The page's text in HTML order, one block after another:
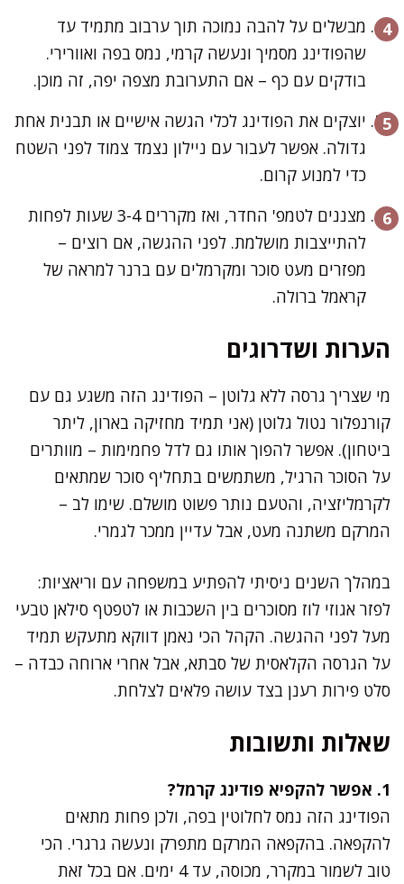
מבשלים על להבה נמוכה תוך ערבוב מתמיד עד
שהפודינג מסמיך ונעשה קרמי, נמס בפה ואוורירי.
בודקים עם כף – אם התערובת מצפה יפה, זה מוכן.
יוצקים את הפודינג לכלי הגשה אישיים או תבנית אחת
גדולה. אפשר לעבור עם ניילון נצמד צמוד לפני השטח
כדי למנוע קרום.
מצננים לטמפ' החדר, ואז מקררים 3-4 שעות לפחות
להתייצבות מושלמת. לפני ההגשה, אם רוצים –
מפזרים מעט סוכר ומקרמלים עם ברנר למראה של
קראמל ברולה.
הערות ושדרוגים
מי שצריך גרסה ללא גלוטן – הפודינג הזה משגע גם עם
קורנפלור נטול גלוטן (אני תמיד מחזיקה בארון, ליתר
ביטחון). אפשר להפוך אותו גם לדל פחמימות – מוותרים
על הסוכר הרגיל, משתמשים בתחליף סוכר שמתאים
לקרמליזציה, והטעם נותר פשוט מושלם. שימו לב –
המרקם משתנה מעט, אבל עדיין ממכר לגמרי.
במהלך השנים ניסיתי להפתיע במשפחה עם וריאציות:
לפזר אגוזי לוז מסוכרים בין השכבות או לטפטף סילאן טבעי
מעל לפני ההגשה. הקהל הכי נאמן דווקא מתעקש תמיד
על הגרסה הקלאסית של סבתא, אבל אחרי ארוחה כבדה –
סלט פירות רענן בצד עושה פלאים לצלחת.
שאלות ותשובות
1. אפשר להקפיא פודינג קרמל?
הפודינג הזה נמס לחלוטין בפה, ולכן פחות מתאים
להקפאה. בהקפאה המרקם מתפרק ונעשה גרגרי. הכי
טוב לשמור במקרר, מכוסה, עד 4 ימים. אם בכל זאת